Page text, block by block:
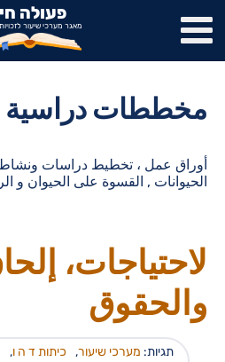
פעולה
מאגר מערכי שיעור
مخططات دراسية
أوراق عمل ، تخطيط دراسات
الحيوانات , القسوة على الحيوان و
لاحتياجات،
والحقوق
תגיות: מערכי שיעור, כיתות ד ה ו,